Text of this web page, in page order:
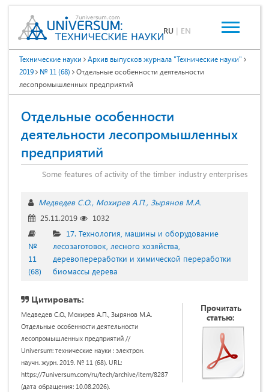
RU | EN
Технические науки
Архив выпусков журнала "Технические науки"
2019
№ 11 (68)
Отдельные особенности деятельности
лесопромышленных предприятий
Отдельные особенности
деятельности лесопромышленных
предприятий
Some features of activity of the timber industry enterprises
Медведев С.О. Мохирев А.П. Зырянов М.А.
25.11.2019
1032
№
11
(68)
17. Технология, машины и оборудование
лесозаготовок, лесного хозяйства,
деревопереработки и химической переработки
биомассы дерева
Цитировать:
Медведев С.О., Мохирев А.П., Зырянов М.А.
Отдельные особенности деятельности
лесопромышленных предприятий //
Universum: технические науки : электрон.
научн. журн. 2019. № 11 (68). URL:
https://7universum.com/ru/tech/archive/item/8287
(дата обращения: 10.08.2026).
Прочитать
статью: